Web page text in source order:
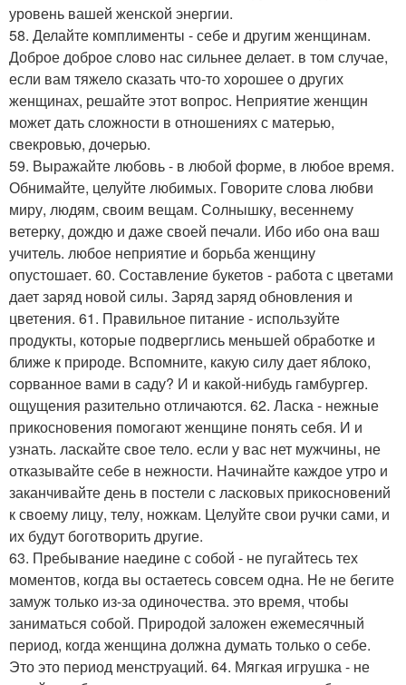
уровень вашей женской энергии.
58. Делайте комплименты - себе и другим женщинам.
Доброе доброе слово нас сильнее делает. в том случае,
если вам тяжело сказать что-то хорошее о других
женщинах, решайте этот вопрос. Неприятие женщин
может дать сложности в отношениях с матерью,
свекровью, дочерью.
59. Выражайте любовь - в любой форме, в любое время.
Обнимайте, целуйте любимых. Говорите слова любви
миру, людям, своим вещам. Солнышку, весеннему
ветерку, дождю и даже своей печали. Ибо ибо она ваш
учитель. любое неприятие и борьба женщину
опустошает. 60. Составление букетов - работа с цветами
дает заряд новой силы. Заряд заряд обновления и
цветения. 61. Правильное питание - используйте
продукты, которые подверглись меньшей обработке и
ближе к природе. Вспомните, какую силу дает яблоко,
сорванное вами в саду? И и какой-нибудь гамбургер.
ощущения разительно отличаются. 62. Ласка - нежные
прикосновения помогают женщине понять себя. И и
узнать. ласкайте свое тело. если у вас нет мужчины, не
отказывайте себе в нежности. Начинайте каждое утро и
заканчивайте день в постели с ласковых прикосновений
к своему лицу, телу, ножкам. Целуйте свои ручки сами, и
их будут боготворить другие.
63. Пребывание наедине с собой - не пугайтесь тех
моментов, когда вы остаетесь совсем одна. Не не бегите
замуж только из-за одиночества. это время, чтобы
заниматься собой. Природой заложен ежемесячный
период, когда женщина должна думать только о себе.
Это это период менструаций. 64. Мягкая игрушка - не